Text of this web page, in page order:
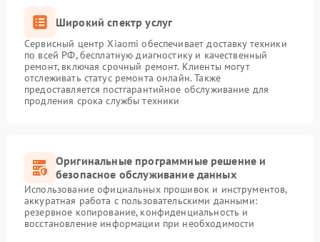
Широкий спектр услуг
Сервисный центр Xiaomi обеспечивает доставку техники
по всей РФ, бесплатную диагностику и качественный
ремонт, включая срочный ремонт. Клиенты могут
отслеживать статус ремонта онлайн. Также
предоставляется постгарантийное обслуживание для
продления срока службы техники
Оригинальные программные решение и
безопасное обслуживание данных
Использование официальных прошивок и инструментов,
аккуратная работа с пользовательскими данными:
резервное копирование, конфиденциальность и
восстановление информации при необходимости